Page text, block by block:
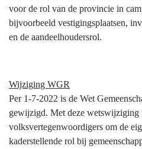
voor de rol van de provincie in
bijvoorbeeld vestigingsplaatsen,
en de aandeelhoudersrol.
Wijziging WGR
Per 1-7-2022 is de Wet
gewijzigd. Met deze wetswijziging
volksvertegenwoordigers om de
kaderstellende rol bij